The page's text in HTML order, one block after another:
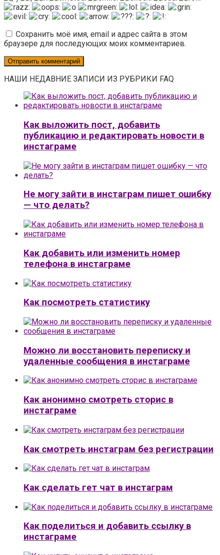
Сохранить моё имя, email и адрес сайта в этом
браузере для последующих моих комментариев.
НАШИ НЕДАВНИЕ ЗАПИСИ ИЗ РУБРИКИ FAQ
Как выложить пост, добавить
публикацию и редактировать новости в
инстаграме
Не могу зайти в инстаграм пишет ошибку
— что делать?
Как добавить или изменить номер
телефона в инстаграме
Как посмотреть статистику
Можно ли восстановить переписку и
удаленные сообщения в инстаграме
Как анонимно смотреть сторис в
инстаграме
Как смотреть инстаграм без регистрации
Как сделать гет чат в инстаграм
Как поделиться и добавить ссылку в
инстаграме